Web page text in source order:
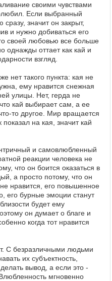
своими чувствами
Если выбранный
значит он закрыт,
и нужно добиваться его
своей любовью все больше
однажды оттает как кай и
взгляд.
нет такого пункта: кая не
ему нравится снежная
улицы. Нет, герда не
кай выбирает сам, а ее
то другое. Мир вращается
на кая, значит кай
и самовлюбленный
реакции человека не
что он боится оказаться в
а просто потому, что он
нравится, его повышенное
его бурные эмоции станут
будет ему
он думает о благе и
когда тот нравится
С безразличными людьми
их субъектность,
вывод, а если это -
мгновенно